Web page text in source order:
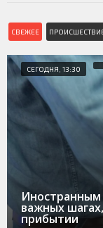
СВЕЖЕЕ
СЕГОДНЯ, 13:30
Иностранным
важных
прибытии